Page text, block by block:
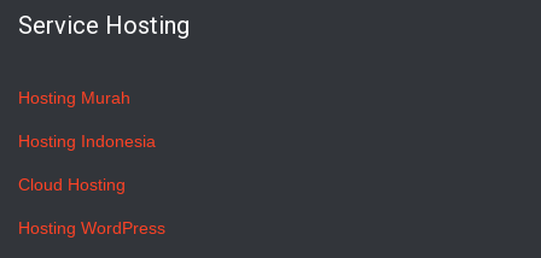
Service Hosting
Hosting Murah
Hosting Indonesia
Cloud Hosting
Hosting WordPress